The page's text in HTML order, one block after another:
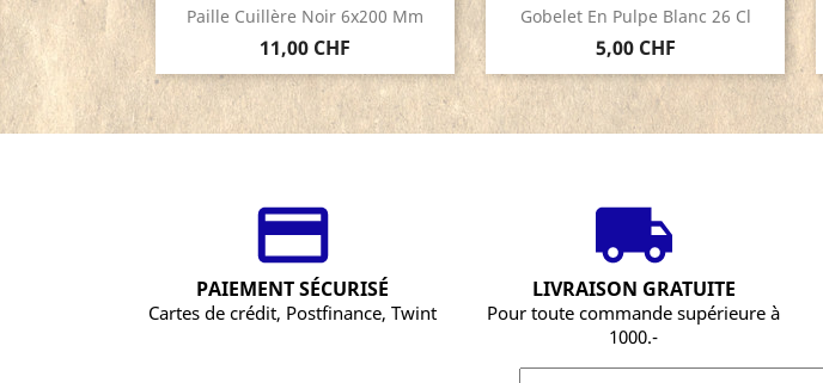
Paille Cuillère Noir 6x200 Mm
11,00 CHF
Aperçu rapide Gobelet En Pulpe Blanc 26 Cl
5,00 CHF
 Aperçu rapide
PAIEMENT SÉCURISÉ
Cartes de crédit, Postfinance, Twint
LIVRAISON GRATUITE
Pour toute commande supérieure à
1000.-